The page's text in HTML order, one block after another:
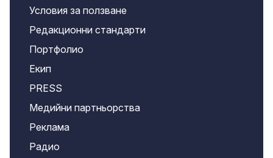
Условия за ползване
Редакционни стандарти
Портфолио
Екип
PRESS
Медийни партньорства
Реклама
Радио